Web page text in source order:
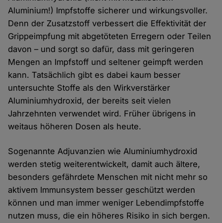
Aluminium!) Impfstoffe sicherer und wirkungsvoller.
Denn der Zusatzstoff verbessert die Effektivität der
Grippeimpfung mit abgetöteten Erregern oder Teilen
davon – und sorgt so dafür, dass mit geringeren
Mengen an Impfstoff und seltener geimpft werden
kann. Tatsächlich gibt es dabei kaum besser
untersuchte Stoffe als den Wirkverstärker
Aluminiumhydroxid, der bereits seit vielen
Jahrzehnten verwendet wird. Früher übrigens in
weitaus höheren Dosen als heute.
Sogenannte Adjuvanzien wie Aluminiumhydroxid
werden stetig weiterentwickelt, damit auch ältere,
besonders gefährdete Menschen mit nicht mehr so
aktivem Immunsystem besser geschützt werden
können und man immer weniger Lebendimpfstoffe
nutzen muss, die ein höheres Risiko in sich bergen.